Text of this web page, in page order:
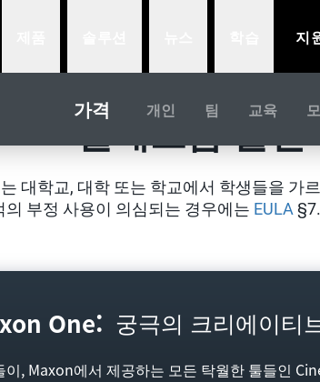
지
가격 개인 팀 교육
클래스룸 플랜
대학교, 대학 또는 학교에서 학생들을 가
의 부정 사용이 의심되는 경우에는 EULA
One: 궁극의 크리에이티
, Maxon에서 제공하는 모든 탁월한 툴들인